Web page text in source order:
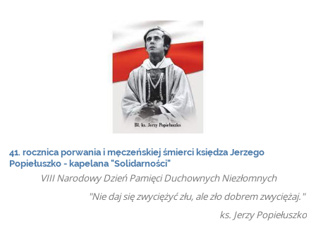
41. rocznica porwania i męczeńskiej śmierci księdza Jerzego
Popiełuszko - kapelana "Solidarności"
VIII Narodowy Dzień Pamięci Duchownych Niezłomnych
"Nie daj się zwyciężyć złu, ale zło dobrem zwyciężaj."
ks. Jerzy Popiełuszko